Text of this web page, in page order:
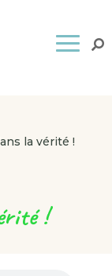
la vérité !
!